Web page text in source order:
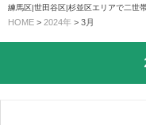
練馬区|世田谷区|杉並区エリアで二世
HOME > 2024年 > 3月